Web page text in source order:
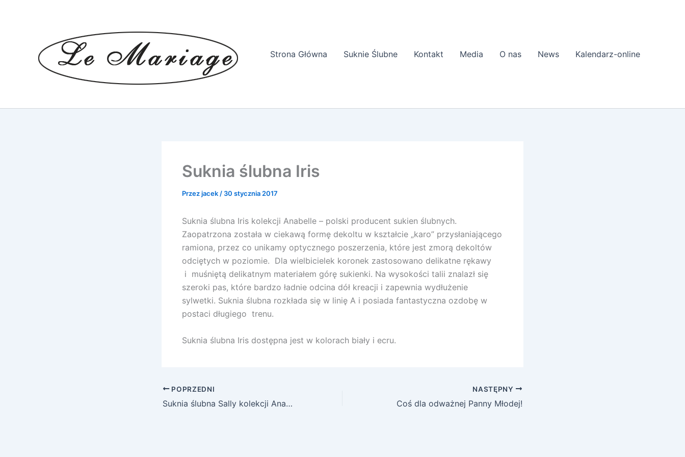
Strona Główna Suknie Ślubne Kontakt Media O nas News Kalendarz-online
Suknia ślubna Iris
Przezjacek / 30 stycznia 2017
Suknia ślubna Iris kolekcji Anabelle – polski producent sukien ślubnych.
Zaopatrzona została w ciekawą formę dekoltu w kształcie „karo” przysłaniającego
ramiona, przez co unikamy optycznego poszerzenia, które jest zmorą dekoltów
odciętych w poziomie. Dla wielbicielek koronek zastosowano delikatne rękawy
i muśniętą delikatnym materiałem górę sukienki. Na wysokości talii znalazł się
szeroki pas, które bardzo ładnie odcina dół kreacji i zapewnia wydłużenie
sylwetki. Suknia ślubna rozkłada się w linię A i posiada fantastyczna ozdobę w
postaci długiego trenu.
Suknia ślubna Iris dostępna jest w kolorach biały i ecru.
POPRZEDNI
Suknia ślubna Sally kolekcji Anabelle
NASTĘPNY
Coś dla odważnej Panny Młodej!